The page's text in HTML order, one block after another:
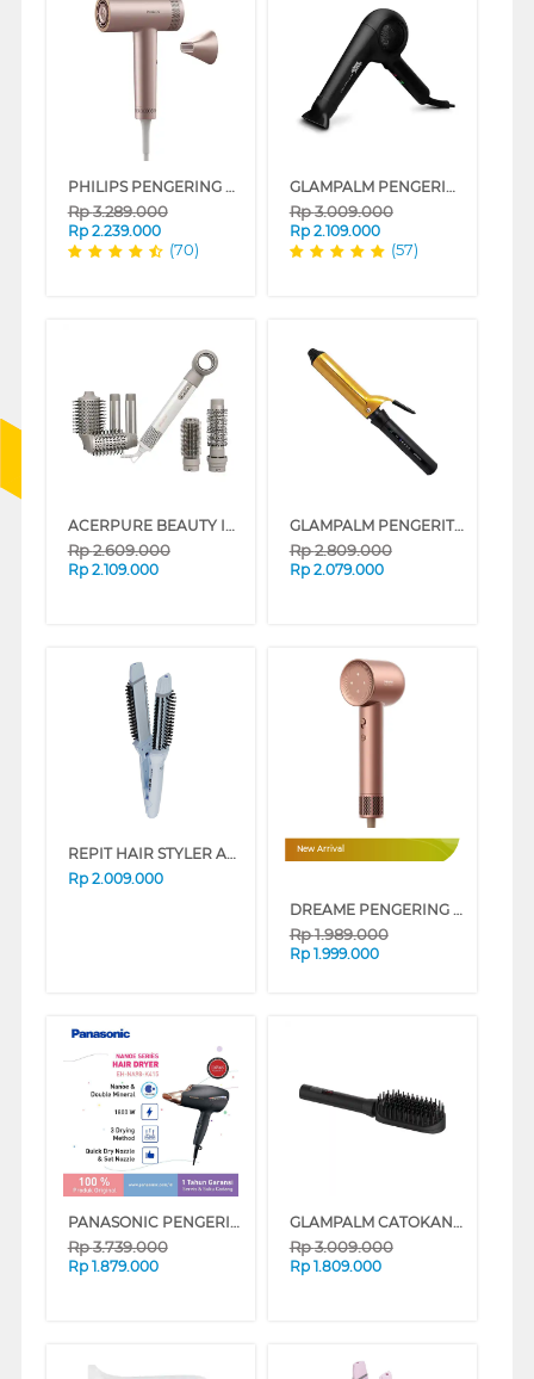
PHILIPS PENGERING RAMBUT HAIR DRYER WITH THERMOSHIELD ADVANCED BHD837/00
Rp3.289.000
Rp 2.239.000
(70)
GLAMPALM PENGERING RAMBUT AIR TOUCH HAIR DRYER GP715AS
Rp3.009.000
Rp 2.109.000
(57)
ACERPURE BEAUTY IONIC HAIR DRYER AND STYLER ACERPURE-DS744-10W
Rp2.609.000
Rp 2.109.000
GLAMPALM PENGERITING RAMBUT HAIR CURLER GP618AM
Rp2.809.000
Rp 2.079.000
REPIT HAIR STYLER AG-CBM30BL
Rp 2.009.000
New Arrival
DREAME PENGERING RAMBUT HAIR DRYER GLORY SERIES
Rp1.989.000
Rp 1.999.000
PANASONIC PENGERING RAMBUT NANOCARE HAIR DRYER EH-NA98-K415
Rp3.739.000
Rp 1.879.000
GLAMPALM CATOKAN RAMBUT HAIR STRAIGHTENER GP621AG
Rp3.009.000
Rp 1.809.000